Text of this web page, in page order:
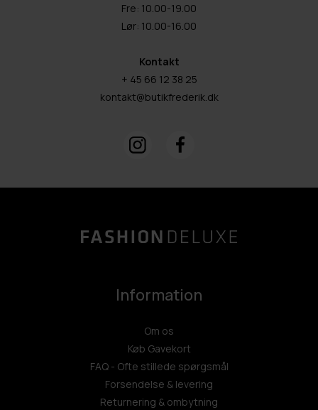
Fre: 10.00-19.00
Lør: 10.00-16.00
Kontakt
+ 45 66 12 38 25
kontakt@butikfrederik.dk
Information
Om os
Køb Gavekort
FAQ - Ofte stillede spørgsmål
Forsendelse & levering
Returnering & ombytning